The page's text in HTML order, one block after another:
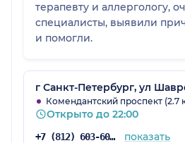
терапевту и аллергологу,
специалисты, выявили
и помогли.
г Санкт-Петербург, ул
Комендантский проспект (2.7
Открыто до 22:00
+7 (812) 603-60-42 показать